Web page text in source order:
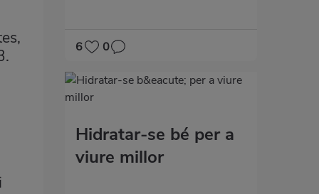
6 0
Hidratar-se bé per a
viure millor